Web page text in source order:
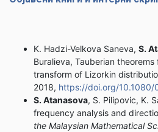
K. Hadzi-Velkova Saneva, S.
Buralieva, Tauberian
transform of Lizorkin
2018, https://doi.org/10.1080/
S. Atanasova, S. Pilipovic, K.
frequency analysis and
the Malaysian Mathematical